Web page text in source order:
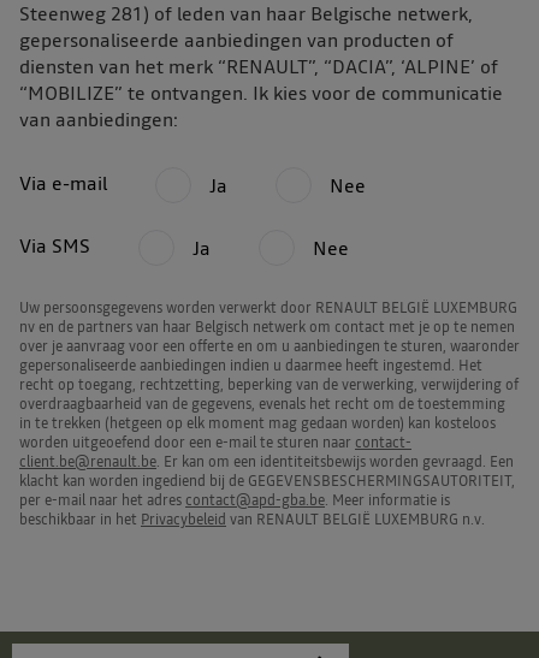
Steenweg 281) of leden van haar Belgische netwerk,
gepersonaliseerde aanbiedingen van producten of
diensten van het merk “RENAULT”, “DACIA”, ‘ALPINE’ of
“MOBILIZE” te ontvangen. Ik kies voor de communicatie
van aanbiedingen:
Via e-mail Ja Nee
Via SMS Ja Nee
Uw persoonsgegevens worden verwerkt door RENAULT BELGIË LUXEMBURG
nv en de partners van haar Belgisch netwerk om contact met je op te nemen
over je aanvraag voor een offerte en om u aanbiedingen te sturen, waaronder
gepersonaliseerde aanbiedingen indien u daarmee heeft ingestemd. Het
recht op toegang, rechtzetting, beperking van de verwerking, verwijdering of
overdraagbaarheid van de gegevens, evenals het recht om de toestemming
in te trekken (hetgeen op elk moment mag gedaan worden) kan kosteloos
worden uitgeoefend door een e-mail te sturen naar contact-
client.be@renault.be. Er kan om een identiteitsbewijs worden gevraagd. Een
klacht kan worden ingediend bij de GEGEVENSBESCHERMINGSAUTORITEIT,
per e-mail naar het adres contact@apd-gba.be. Meer informatie is
beschikbaar in het Privacybeleid van RENAULT BELGIË LUXEMBURG n.v.